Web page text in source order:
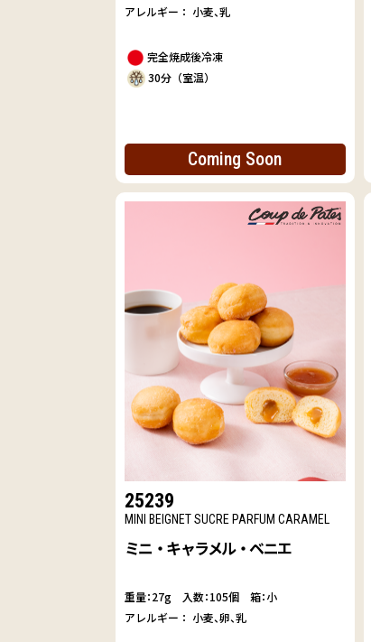
アレルギー： 小麦 乳
完全焼成後冷凍
30分（室温）
Coming Soon
25239
MINI BEIGNET SUCRE PARFUM CARAMEL
ミニ・キャラメル・ベニエ
重量：27g
入数：105個 箱：小
アレルギー： 小麦 卵 乳